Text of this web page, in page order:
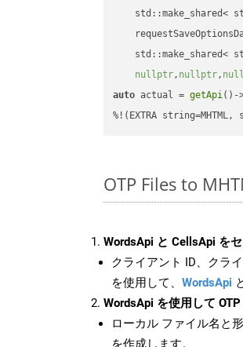
std::make_shared<
std::make_shared<
nullptr, nullptr,
auto actual = getApi()-
%!(EXTRA
OTP Files to
WordsApi と CellsApi を
クライアント ID、クラ
を使用して、 WordsApi
WordsApi を使用して
ローカル ファイル名と
を作成します。